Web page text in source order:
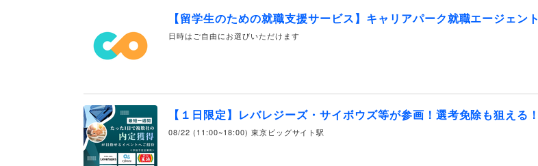
【留学生のための就職支援サービス】キャリアパーク就職エージェント
日時はご自由にお選びいただけます
【１日限定】レバレジーズ・サイボウズ等が参画！選考免除も狙える！
08/22 (11:00~18:00) 東京ビッグサイト駅